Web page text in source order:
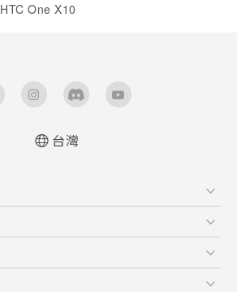
HTC One X10‎
台灣